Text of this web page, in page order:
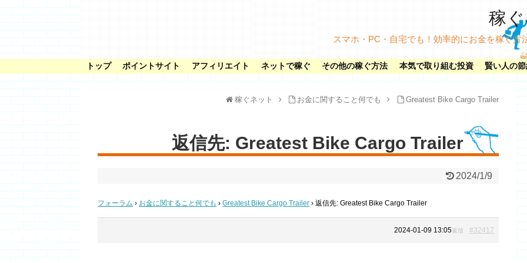
稼
スマホ・PC・自宅でも！効率的にお金を稼ぐ
トップ ポイントサイト アフィリエイト ネットで稼ぐ その他の稼ぐ方法 本気で取り組む投資 賢い人の
稼ぐネット お金に関すること何でも Greatest Bike Cargo Trailer
返信先: Greatest Bike Cargo Trailer
2024/1/9
フォーラム › お金に関すること何でも › Greatest Bike Cargo Trailer › 返信先: Greatest Bike Cargo Trailer
2024-01-09 13:05 #32417
返信